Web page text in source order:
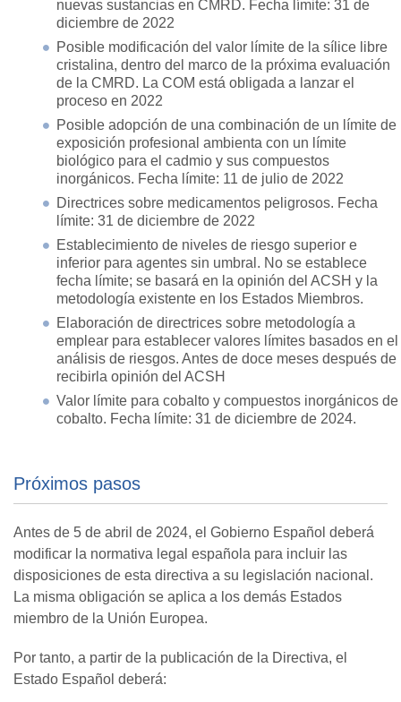
nuevas sustancias en CMRD. Fecha límite: 31 de
diciembre de 2022
Posible modificación del valor límite de la sílice libre
cristalina, dentro del marco de la próxima evaluación
de la CMRD. La COM está obligada a lanzar el
proceso en 2022
Posible adopción de una combinación de un límite de
exposición profesional ambienta con un límite
biológico para el cadmio y sus compuestos
inorgánicos. Fecha límite: 11 de julio de 2022
Directrices sobre medicamentos peligrosos. Fecha
límite: 31 de diciembre de 2022
Establecimiento de niveles de riesgo superior e
inferior para agentes sin umbral. No se establece
fecha límite; se basará en la opinión del ACSH y la
metodología existente en los Estados Miembros.
Elaboración de directrices sobre metodología a
emplear para establecer valores límites basados en el
análisis de riesgos. Antes de doce meses después de
recibirla opinión del ACSH
Valor límite para cobalto y compuestos inorgánicos de
cobalto. Fecha límite: 31 de diciembre de 2024.
Próximos pasos
Antes de 5 de abril de 2024, el Gobierno Español deberá
modificar la normativa legal española para incluir las
disposiciones de esta directiva a su legislación nacional.
La misma obligación se aplica a los demás Estados
miembro de la Unión Europea.
Por tanto, a partir de la publicación de la Directiva, el
Estado Español deberá: